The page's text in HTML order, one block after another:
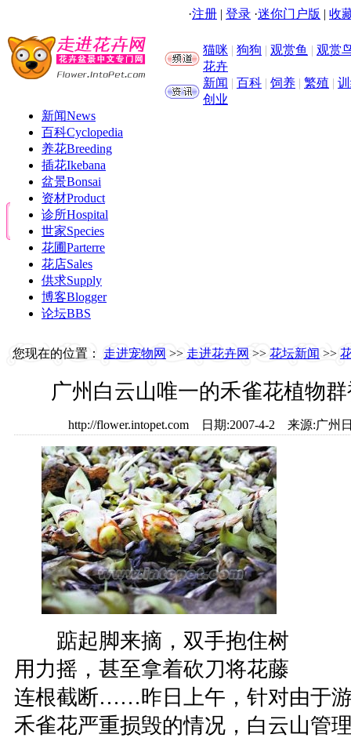
·注册 | 登录 ·迷你门户版 | 收
猫咪 | 狗狗 | 观赏鱼 | 观赏
花卉
新闻 | 百科 | 饲养 | 繁殖 |
创业
新闻News
百科Cyclopedia
养花Breeding
插花Ikebana
盆景Bonsai
资材Product
诊所Hospital
世家Species
花圃Parterre
花店Sales
供求Supply
博客Blogger
论坛BBS
您现在的位置： 走进宠物网 >> 走进花卉网 >> 花坛新闻 >>
广州白云山唯一的禾雀花植物
http://flower.intopet.com 日期:2007-4-2 来源:广
踮起脚来摘，双手抱住树
用力摇，甚至拿着砍刀将花藤
连根截断……昨日上午，针对由于
禾雀花严重损毁的情况，白云山管